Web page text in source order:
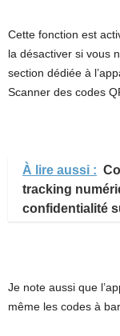
Cette fonction est
la désactiver si vous
section dédiée à
Scanner des codes
À lire aussi :
tracking
confidentialité
Je note aussi que
même les codes à